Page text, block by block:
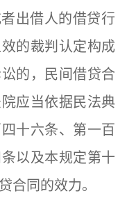
出借人的借贷行
的裁判认定构成
的，民间借贷合
应当依据民法典
十六条、第一百
以及本规定第十
合同的效力。